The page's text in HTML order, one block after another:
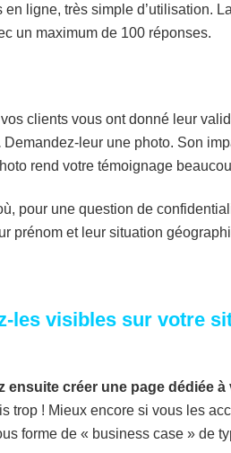
en ligne, très simple d’utilisation.
un maximum de 100 réponses.
clients vous ont donné leur
Demandez-leur une photo. Son
rend votre témoignage
pour une question de
prénom et leur situation
les visibles sur votre
ensuite créer une page dédiée
trop ! Mieux encore si vous les
forme de « business case » de